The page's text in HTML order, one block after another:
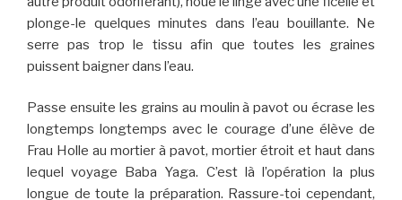
plonge-le quelques minutes dans l’eau bouillante. Ne
serre pas trop le tissu afin que toutes les graines
puissent baigner dans l’eau.
Passe ensuite les grains au moulin à pavot ou écrase les
longtemps longtemps avec le courage d’une élève de
Frau Holle au mortier à pavot, mortier étroit et haut dans
lequel voyage Baba Yaga. C’est là l’opération la plus
longue de toute la préparation. Rassure-toi cependant,